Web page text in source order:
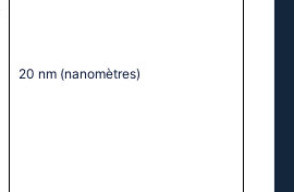
20 nm (nanomètres)